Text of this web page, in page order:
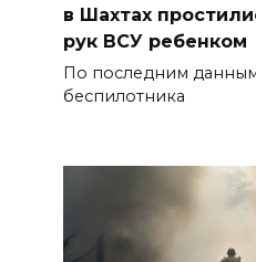
в Шахтах
рук ВСУ ребенком
По последним
беспилотника